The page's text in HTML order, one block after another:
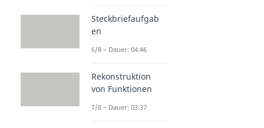
Steckbriefaufgab
en
6/8 – Dauer: 04:46
Rekonstruktion
von Funktionen
7/8 – Dauer: 03:37